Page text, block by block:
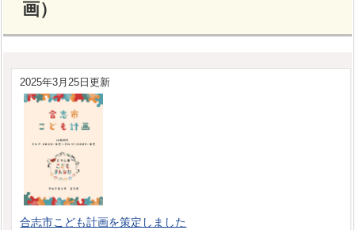
画）
2025年3月25日更新
合志市こども計画を策定しました